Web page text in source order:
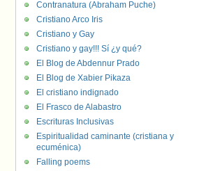
Contranatura (Abraham Puche)
Cristiano Arco Iris
Cristiano y Gay
Cristiano y gay!!! Sí ¿y qué?
El Blog de Abdennur Prado
El Blog de Xabier Pikaza
El cristiano indignado
El Frasco de Alabastro
Escrituras Inclusivas
Espiritualidad caminante (cristiana y
ecuménica)
Falling poems